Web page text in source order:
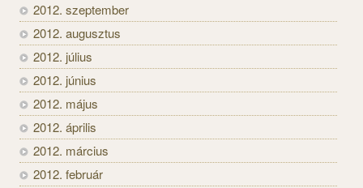
2012. szeptember
2012. augusztus
2012. július
2012. június
2012. május
2012. április
2012. március
2012. február